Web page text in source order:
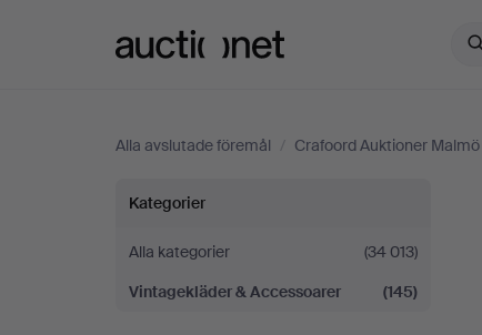
Alla avslutade föremål / Crafoord Auktioner Malmö
Vintagekläder
&
Accessoarer
Kategorier
Alla kategorier
(34 013)
Vintagekläder & Accessoarer
(145)